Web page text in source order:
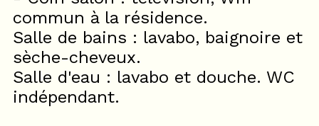
commun à la résidence.
Salle de bains : lavabo, baignoire et
sèche-cheveux.
Salle d'eau : lavabo et douche. WC
indépendant.